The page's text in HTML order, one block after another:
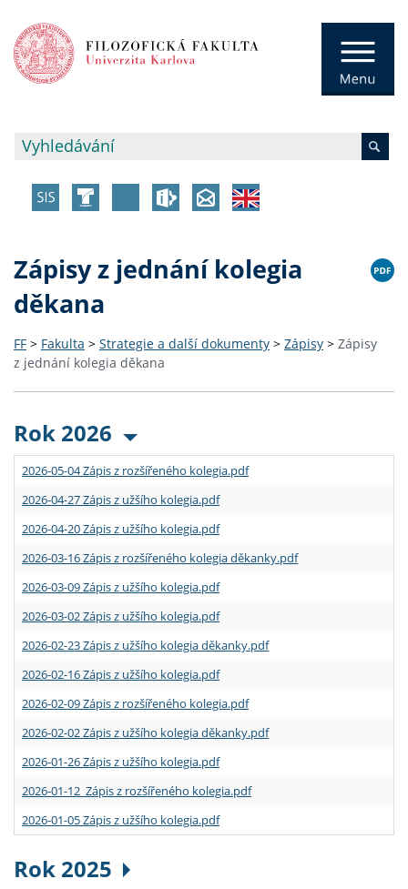
Zápisy z jednání kolegia
děkana
FF > Fakulta > Strategie a další dokumenty > Zápisy > Zápisy
z jednání kolegia děkana
Rok 2026
2026-05-04 Zápis z rozšířeného kolegia.pdf
2026-04-27 Zápis z užšího kolegia.pdf
2026-04-20 Zápis z užšího kolegia.pdf
2026-03-16 Zápis z rozšířeného kolegia děkanky.pdf
2026-03-09 Zápis z užšího kolegia.pdf
2026-03-02 Zápis z užšího kolegia.pdf
2026-02-23 Zápis z užšího kolegia děkanky.pdf
2026-02-16 Zápis z užšího kolegia.pdf
2026-02-09 Zápis z rozšířeného kolegia.pdf
2026-02-02 Zápis z užšího kolegia děkanky.pdf
2026-01-26 Zápis z užšího kolegia.pdf
2026-01-12 Zápis z rozšířeného kolegia.pdf
2026-01-05 Zápis z užšího kolegia.pdf
Rok 2025